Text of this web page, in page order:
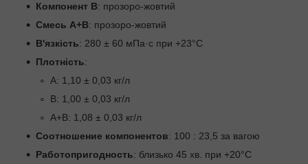
Компонент B: прозоро-жовтий
Смесь A+B: прозоро-жовтий
В'язкість: 280 ± 60 мПа·с при +23°С
Плотність:
A: 1,10 ± 0,03 кг/л
B: 1,00 ± 0,03 кг/л
A+B: 1,08 ± 0,03 кг/л
Соотношение компонентов: 100 : 23,5 за вагою
Работопригодность: близько 45 хв. при +20°С